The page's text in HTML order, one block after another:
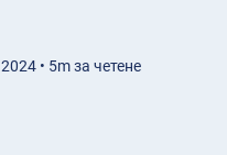
• 5m за четене